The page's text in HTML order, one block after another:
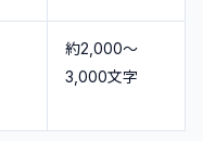
約2,000～
3,000文字